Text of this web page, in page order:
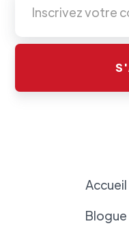
Accueil
Blogue